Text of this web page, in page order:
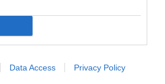
Data Access Privacy Policy